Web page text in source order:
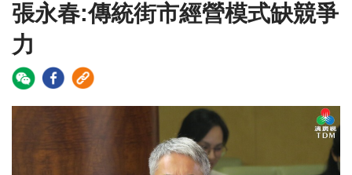
張永春:傳統街市經營模式缺競爭
力